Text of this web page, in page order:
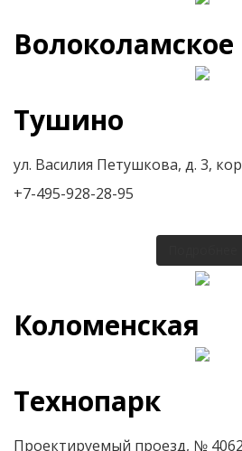
Волоколамское
Тушино
ул. Василия Петушкова, д. 3,
+7-495-928-28-95
Коломенская
Технопарк
Проектируемый проезд, №